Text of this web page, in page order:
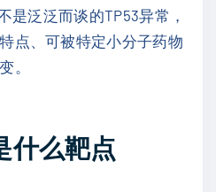
是泛泛而谈的TP53异常，
点、可被特定小分子药物
。
什么靶点